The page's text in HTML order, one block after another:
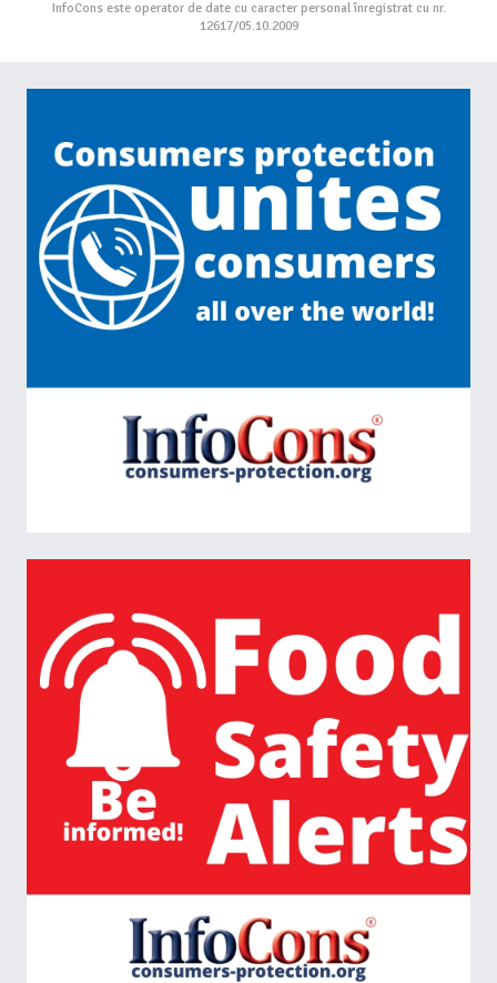
InfoCons este operator de date cu caracter personal înregistrat cu nr.
12617/05.10.2009